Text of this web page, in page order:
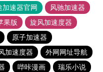
加速器官网
风驰加速器
果版
旋风加速度器
原子加速器
加速度器
外网网址导航
哔咔漫画
瑞乐小说